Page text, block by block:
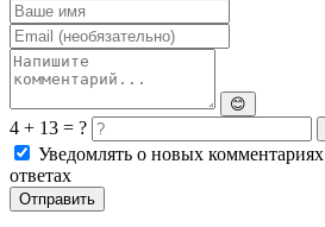
😊
4 + 13 = ?
Уведомлять о новых комментариях
ответах
Отправить